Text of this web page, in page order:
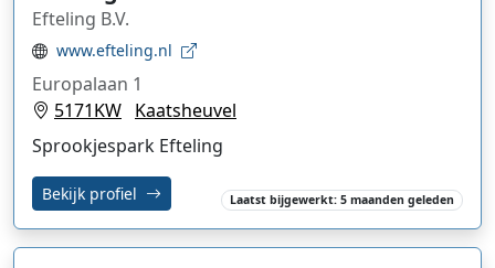
Efteling B.V.
www.efteling.nl
Europalaan 1
5171KW Kaatsheuvel
Sprookjespark Efteling
Bekijk profiel Laatst bijgewerkt: 5 maanden geleden